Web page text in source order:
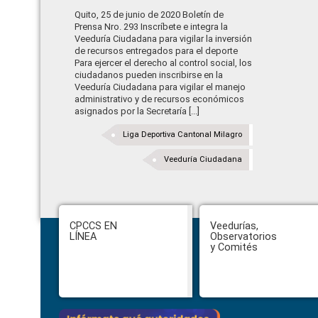
Quito, 25 de junio de 2020 Boletín de
Prensa Nro. 293 Inscríbete e integra la
Veeduría Ciudadana para vigilar la inversión
de recursos entregados para el deporte
Para ejercer el derecho al control social, los
ciudadanos pueden inscribirse en la
Veeduría Ciudadana para vigilar el manejo
administrativo y de recursos económicos
asignados por la Secretaría [...]
Liga Deportiva Cantonal Milagro
Veeduría Ciudadana
Footer
CPCCS EN
LÍNEA
Veedurías,
Observatorios
y Comités